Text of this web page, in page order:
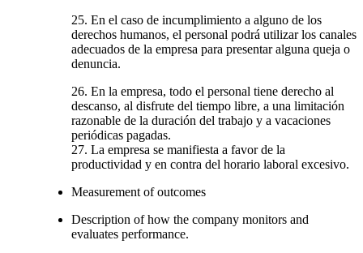
25. En el caso de incumplimiento a alguno de los
derechos humanos, el personal podrá utilizar los canales
adecuados de la empresa para presentar alguna queja o
denuncia.
26. En la empresa, todo el personal tiene derecho al
descanso, al disfrute del tiempo libre, a una limitación
razonable de la duración del trabajo y a vacaciones
periódicas pagadas.
27. La empresa se manifiesta a favor de la
productividad y en contra del horario laboral excesivo.
Measurement of outcomes
Description of how the company monitors and
evaluates performance.